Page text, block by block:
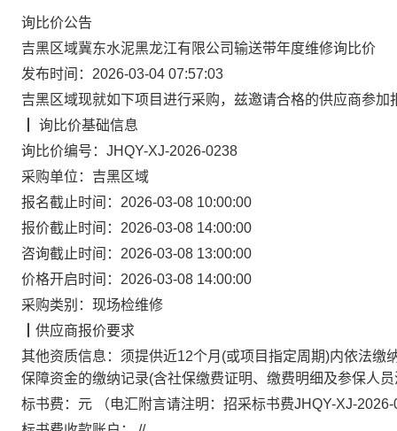
询比价公告
吉黑区域冀东水泥黑龙江有限公司输送带年度维修询比价
发布时间：2026-03-04 07:57:03
吉黑区域现就如下项目进行采购，兹邀请合格的供应商参加
询比价基础信息
询比价编号： JHQY-XJ-2026-0238
采购单位： 吉黑区域
报名截止时间： 2026-03-08 10:00:00
报价截止时间： 2026-03-08 14:00:00
咨询截止时间： 2026-03-08 13:00:00
价格开启时间： 2026-03-08 14:00:00
采购类别： 现场检维修
供应商报价要求
其他资质信息： 须提供近12个月(或项目指定周期)内依法缴
保障资金的缴纳记录(含社保缴费证明、缴费明细及参保人
标书费： 元 （电汇附言请注明： 招采标书费JHQY-XJ-